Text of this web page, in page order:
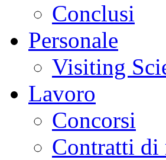
Conclusi
Personale
Visiting
Lavoro
Concorsi
Contratti di